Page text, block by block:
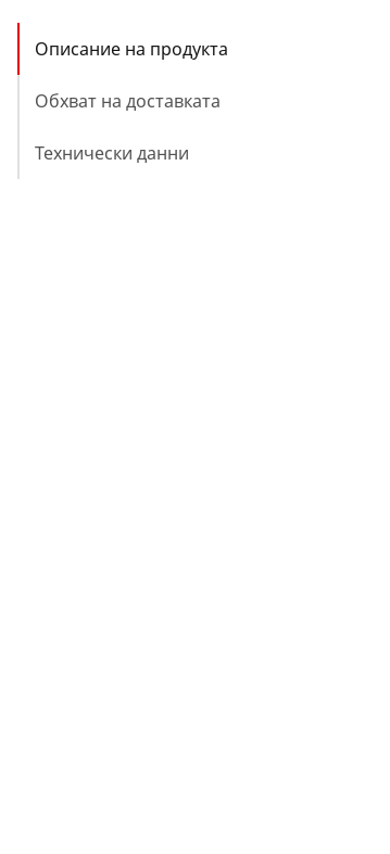
Описание на продукта
Обхват на доставката
Технически данни